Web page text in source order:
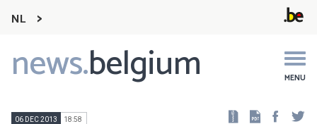
NL
news.belgium MENU
Main
navigation
06 DEC 2013 18:58